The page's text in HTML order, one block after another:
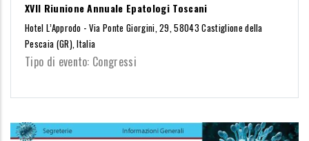
XVII Riunione Annuale Epatologi Toscani
Hotel L’Approdo - Via Ponte Giorgini, 29, 58043 Castiglione della
Pescaia (GR), Italia
Tipo di evento: Congressi